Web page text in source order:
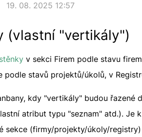
19. 08. 2025 12:57
(vlastní "vertikály")
v sekci Firem podle stavu
stavů projektů/úkolů, v
kdy "vertikály" budou řazené
atribut typu "seznam" atd.). Je
sekce (firmy/projekty/úkoly/registry)